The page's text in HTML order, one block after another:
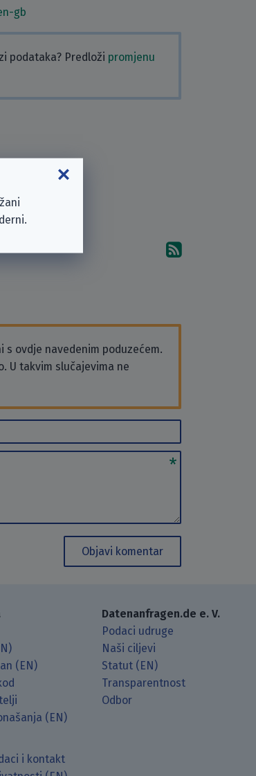
gb
podataka? Predloži promjenu
Pretplati
s ovdje navedenim poduzećem.
U takvim slučajevima ne
Objavi komentar
(EN)
(EN)
Datenanfragen.de e. V.
Podaci udruge
Naši ciljevi
Statut (EN)
Transparentnost
Odbor
i kontakt